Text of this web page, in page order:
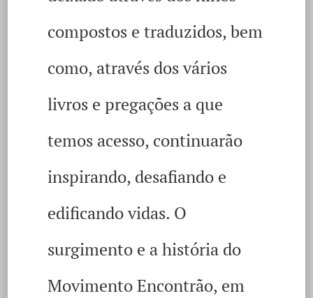
compostos e traduzidos, bem
como, através dos vários
livros e pregações a que
temos acesso, continuarão
inspirando, desafiando e
edificando vidas. O
surgimento e a história do
Movimento Encontrão, em